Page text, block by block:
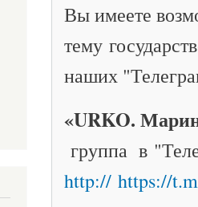
Вы имеете
тему
наших
«URKO.
группа в
http:// https://